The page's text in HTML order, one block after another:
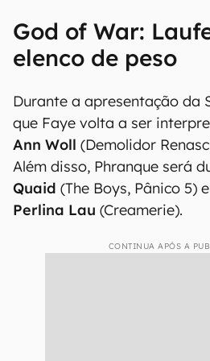
God of War:
elenco de peso
Durante a apresentação da
que Faye volta a ser
Ann Woll (Demolidor
Além disso, Phranque será
Quaid (The Boys, Pânico 5)
Perlina Lau (Creamerie).
CONTINUA APÓS A